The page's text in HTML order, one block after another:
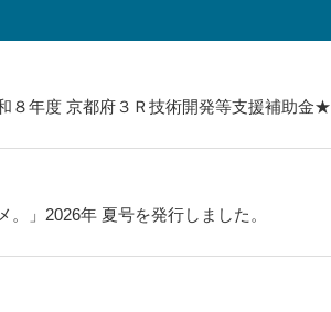
８年度 京都府３Ｒ技術開発等支援補助金★
」2026年 夏号を発行しました。